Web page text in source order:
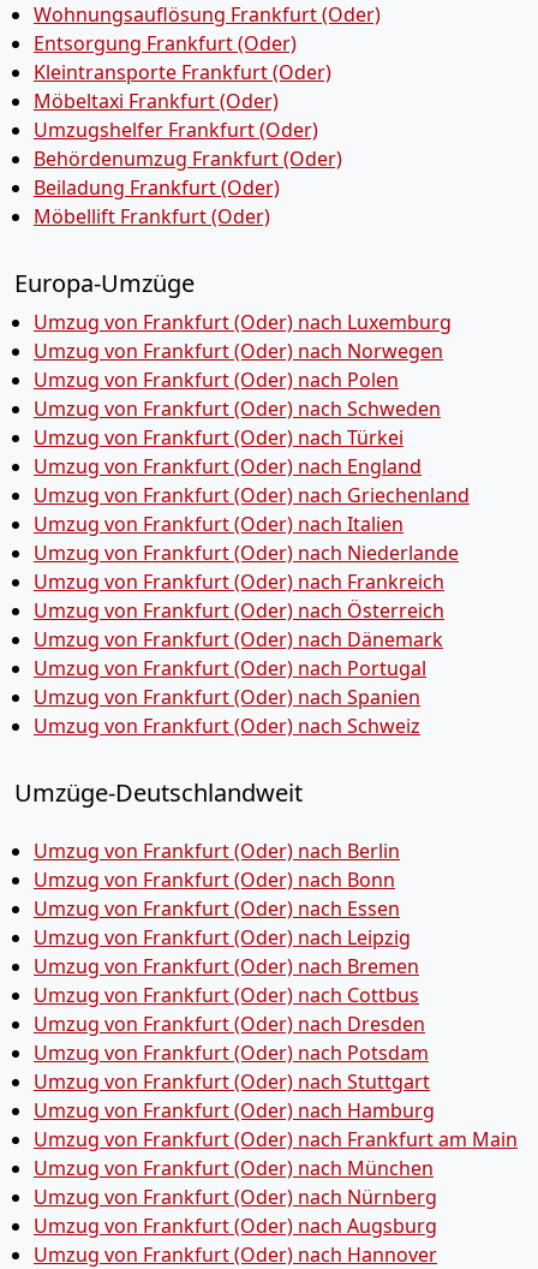
Wohnungsauflösung Frankfurt (Oder)
Entsorgung Frankfurt (Oder)
Kleintransporte Frankfurt (Oder)
Möbeltaxi Frankfurt (Oder)
Umzugshelfer Frankfurt (Oder)
Behördenumzug Frankfurt (Oder)
Beiladung Frankfurt (Oder)
Möbellift Frankfurt (Oder)
Europa-Umzüge
Umzug von Frankfurt (Oder) nach Luxemburg
Umzug von Frankfurt (Oder) nach Norwegen
Umzug von Frankfurt (Oder) nach Polen
Umzug von Frankfurt (Oder) nach Schweden
Umzug von Frankfurt (Oder) nach Türkei
Umzug von Frankfurt (Oder) nach England
Umzug von Frankfurt (Oder) nach Griechenland
Umzug von Frankfurt (Oder) nach Italien
Umzug von Frankfurt (Oder) nach Niederlande
Umzug von Frankfurt (Oder) nach Frankreich
Umzug von Frankfurt (Oder) nach Österreich
Umzug von Frankfurt (Oder) nach Dänemark
Umzug von Frankfurt (Oder) nach Portugal
Umzug von Frankfurt (Oder) nach Spanien
Umzug von Frankfurt (Oder) nach Schweiz
Umzüge-Deutschlandweit
Umzug von Frankfurt (Oder) nach Berlin
Umzug von Frankfurt (Oder) nach Bonn
Umzug von Frankfurt (Oder) nach Essen
Umzug von Frankfurt (Oder) nach Leipzig
Umzug von Frankfurt (Oder) nach Bremen
Umzug von Frankfurt (Oder) nach Cottbus
Umzug von Frankfurt (Oder) nach Dresden
Umzug von Frankfurt (Oder) nach Potsdam
Umzug von Frankfurt (Oder) nach Stuttgart
Umzug von Frankfurt (Oder) nach Hamburg
Umzug von Frankfurt (Oder) nach Frankfurt am Main
Umzug von Frankfurt (Oder) nach München
Umzug von Frankfurt (Oder) nach Nürnberg
Umzug von Frankfurt (Oder) nach Augsburg
Umzug von Frankfurt (Oder) nach Hannover